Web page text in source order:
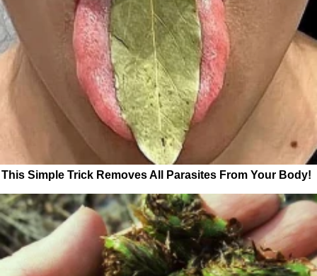
This Simple Trick Removes All Parasites From Your Body!